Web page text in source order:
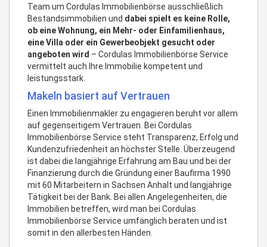
Team um Cordulas Immobilienbörse ausschließlich
Bestandsimmobilien und dabei spielt es keine Rolle,
ob eine Wohnung, ein Mehr- oder Einfamilienhaus,
eine Villa oder ein Gewerbeobjekt gesucht oder
angeboten wird – Cordulas Immobilienbörse Service
vermittelt auch Ihre Immobilie kompetent und
leistungsstark.
Makeln basiert auf Vertrauen
Einen Immobilienmakler zu engagieren beruht vor allem
auf gegenseitigem Vertrauen. Bei Cordulas
Immobilienbörse Service steht Transparenz, Erfolg und
Kundenzufriedenheit an höchster Stelle. Überzeugend
ist dabei die langjährige Erfahrung am Bau und bei der
Finanzierung durch die Gründung einer Baufirma 1990
mit 60 Mitarbeitern in Sachsen Anhalt und langjährige
Tätigkeit bei der Bank. Bei allen Angelegenheiten, die
Immobilien betreffen, wird man bei Cordulas
Immobilienbörse Service umfänglich beraten und ist
somit in den allerbesten Händen.